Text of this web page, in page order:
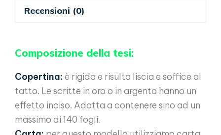
Recensioni (0)
Composizione della tesi:
Copertina: è rigida e risulta liscia e soffice al
tatto. Le scritte in oro o in argento hanno un
effetto inciso. Adatta a contenere sino ad un
massimo di 140 fogli.